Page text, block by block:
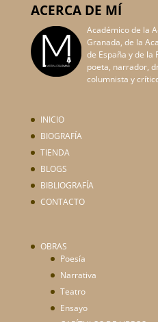
ACERCA DE MÍ
Académico de la
Granada, de la
de España y de la
poeta, narrador,
columnista y
INICIO
BIOGRAFÍA
TIENDA
BLOGS
BIBLIOGRAFÍA
CONTACTO
OBRAS
Poesía
Narrativa
Teatro
Ensayo